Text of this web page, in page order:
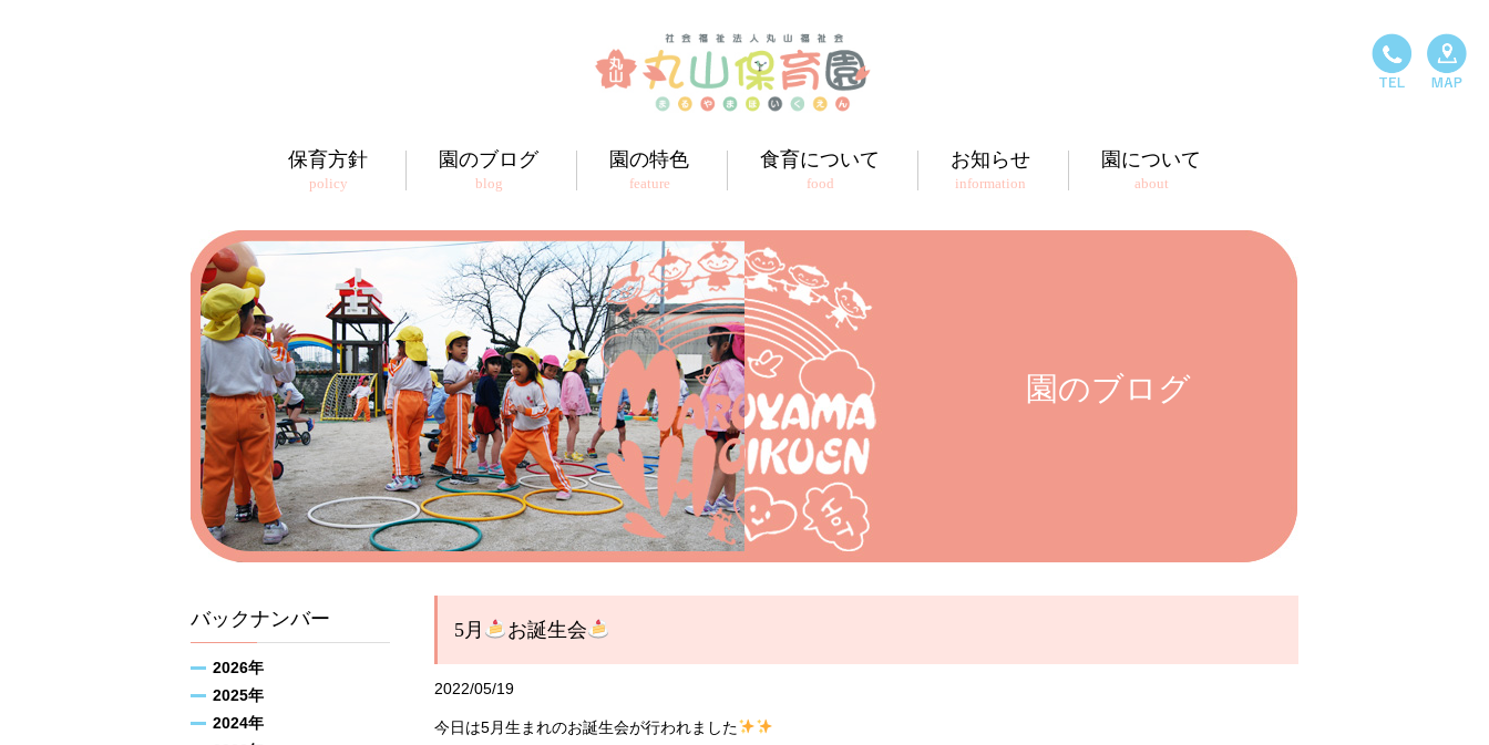
保育方針
policy
園のブログ
blog
園の特色
feature
食育について
food
お知らせ
information
園について
about
園のブログ
5月 お誕生会
2022/05/19
今日は5月生まれのお誕生会が行われました
バックナンバー
2026年
2025年
2024年